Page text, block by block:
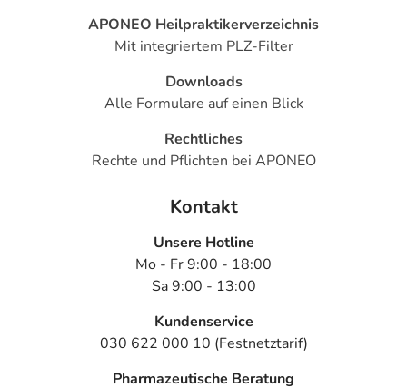
APONEO Heilpraktikerverzeichnis
Mit integriertem PLZ-Filter
Downloads
Alle Formulare auf einen Blick
Rechtliches
Rechte und Pflichten bei APONEO
Kontakt
Unsere Hotline
Mo - Fr 9:00 - 18:00
Sa 9:00 - 13:00
Kundenservice
030 622 000 10 (Festnetztarif)
Pharmazeutische Beratung